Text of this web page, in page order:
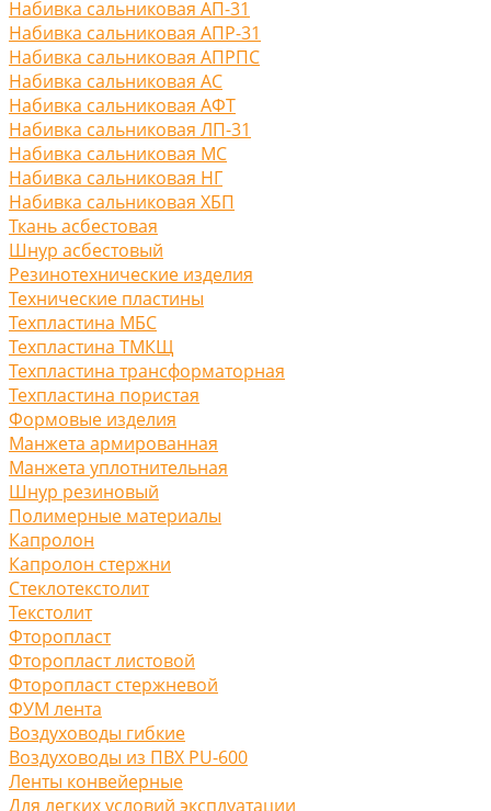
Набивка сальниковая АП-31
Набивка сальниковая АПР-31
Набивка сальниковая АПРПС
Набивка сальниковая АС
Набивка сальниковая АФТ
Набивка сальниковая ЛП-31
Набивка сальниковая МС
Набивка сальниковая НГ
Набивка сальниковая ХБП
Ткань асбестовая
Шнур асбестовый
Резинотехнические изделия
Технические пластины
Техпластина МБС
Техпластина ТМКЩ
Техпластина трансформаторная
Техпластина пористая
Формовые изделия
Манжета армированная
Манжета уплотнительная
Шнур резиновый
Полимерные материалы
Капролон
Капролон стержни
Стеклотекстолит
Текстолит
Фторопласт
Фторопласт листовой
Фторопласт стержневой
ФУМ лента
Воздуховоды гибкие
Воздуховоды из ПВХ PU-600
Ленты конвейерные
Для легких условий эксплуатации